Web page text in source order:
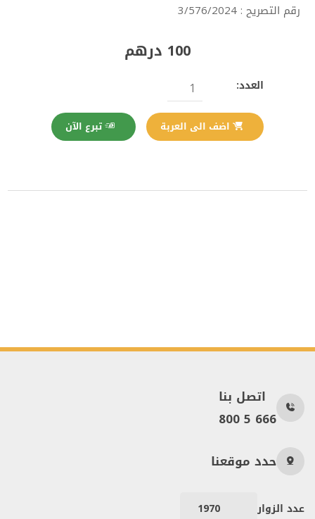
رقم التصريح :3/576/2024
100 درهم
العدد:
اتصل بنا
800 5 666
حدد موقعنا
عدد الزوار 1970